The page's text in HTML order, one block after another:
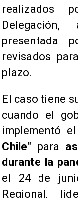
realizados
presentada
revisados
plazo.
El caso tiene
cuando el
implementó
Chile" para
durante la
el 24 de
Regional,